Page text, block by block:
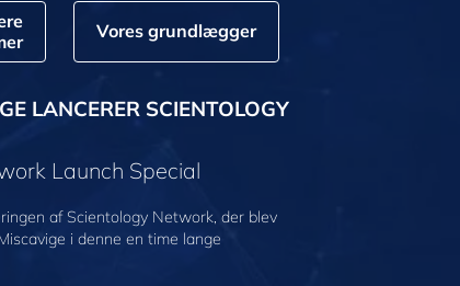
Vores grundlægger
LANCERER SCIENTOLOGY
Launch Special
af Scientology Network, der blev
i denne en time lange